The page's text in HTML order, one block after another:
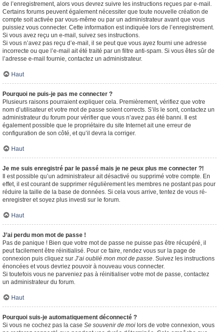
de l’enregistrement, alors vous devrez suivre les instructions reçues par e-mail.
Certains forums peuvent également nécessiter que toute nouvelle création de
compte soit activée par vous-même ou par un administrateur avant que vous
puissiez vous connecter. Cette information est indiquée lors de l’enregistrement.
Si vous avez reçu un e-mail, suivez ses instructions.
Si vous n’avez pas reçu d’e-mail, il se peut que vous ayez fourni une adresse
incorrecte ou que l’e-mail ait été traité par un filtre anti-spam. Si vous êtes sûr de
l’adresse e-mail fournie, contactez un administrateur.
Haut
Pourquoi ne puis-je pas me connecter ?
Plusieurs raisons pourraient expliquer cela. Premièrement, vérifiez que votre
nom d’utilisateur et votre mot de passe soient corrects. S’ils le sont, contactez un
administrateur du forum pour vérifier que vous n’avez pas été banni. Il est
également possible que le propriétaire du site Internet ait une erreur de
configuration de son côté, et qu’il devra la corriger.
Haut
Je me suis enregistré par le passé mais je ne peux plus me connecter ?!
Il est possible qu’un administrateur ait désactivé ou supprimé votre compte. En
effet, il est courant de supprimer régulièrement les membres ne postant pas pour
réduire la taille de la base de données. Si cela vous arrive, tentez de vous ré-
enregistrer et soyez plus investi sur le forum.
Haut
J’ai perdu mon mot de passe !
Pas de panique ! Bien que votre mot de passe ne puisse pas être récupéré, il
peut facilement être réinitialisé. Pour ce faire, rendez vous sur la page de
connexion puis cliquez sur J’ai oublié mon mot de passe. Suivez les instructions
énoncées et vous devriez pouvoir à nouveau vous connecter.
Si toutefois vous ne parveniez pas à réinitialiser votre mot de passe, contactez
un administrateur du forum.
Haut
Pourquoi suis-je automatiquement déconnecté ?
Si vous ne cochez pas la case Se souvenir de moi lors de votre connexion, vous